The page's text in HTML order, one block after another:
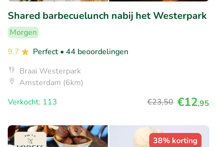
Shared barbecuelunch nabij het Westerpark
Morgen
9.7
Perfect • 44 beoordelingen
Braai Westerpark
Amsterdam (6km)
Verkocht: 113
€23,50 €12,95
38% korting